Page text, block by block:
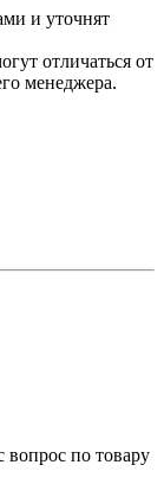
и уточнят
отличаться от
менеджера.
по товару